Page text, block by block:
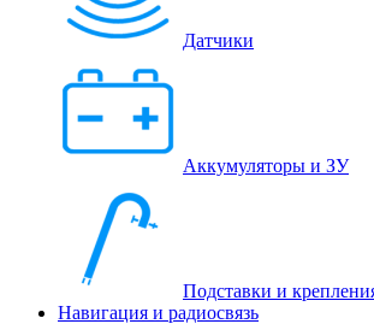
Датчики
Аккумуляторы и ЗУ
Подставки и
Навигация и радиосвязь